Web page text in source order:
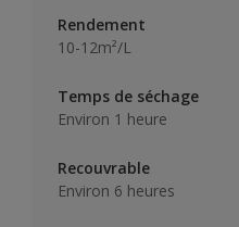
Rendement
10-12m²/L
Temps de séchage
Environ 1 heure
Recouvrable
Environ 6 heures